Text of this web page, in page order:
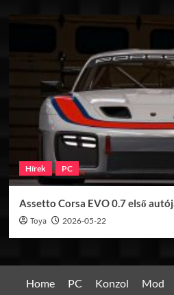
Hírek PC
Assetto Corsa EVO 0.7 első
Toya 2026-05-22
Home PC Konzol Mod